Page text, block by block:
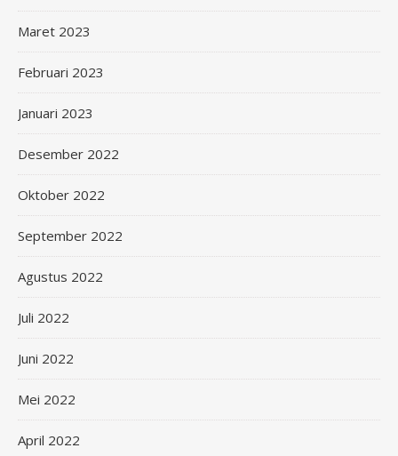
Maret 2023
Februari 2023
Januari 2023
Desember 2022
Oktober 2022
September 2022
Agustus 2022
Juli 2022
Juni 2022
Mei 2022
April 2022